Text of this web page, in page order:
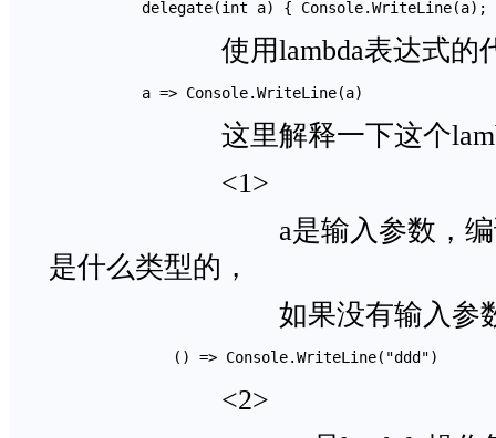
delegate(int a) { Console.WriteLine(a);
使用lambda表达式的代
a => Console.WriteLine(a)
这里解释一下这个
<1>
a是输入参数，编译器
是什么类型的，
如果没有输入参数，
() => Console.WriteLine("ddd")
<2>